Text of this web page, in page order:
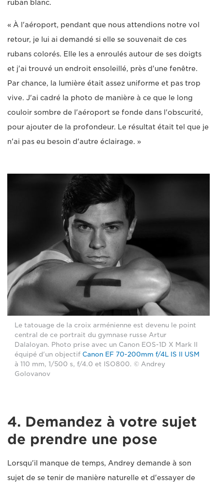
ruban blanc.
« À l'aéroport, pendant que nous attendions notre vol
retour, je lui ai demandé si elle se souvenait de ces
rubans colorés. Elle les a enroulés autour de ses doigts
et j'ai trouvé un endroit ensoleillé, près d'une fenêtre.
Par chance, la lumière était assez uniforme et pas trop
vive. J'ai cadré la photo de manière à ce que le long
couloir sombre de l'aéroport se fonde dans l'obscurité,
pour ajouter de la profondeur. Le résultat était tel que je
n'ai pas eu besoin d'autre éclairage. »
Le tatouage de la croix arménienne est devenu le point
central de ce portrait du gymnase russe Artur
Dalaloyan. Photo prise avec un Canon EOS-1D X Mark II
équipé d'un objectif Canon EF 70-200mm f/4L IS II USM
à 110 mm, 1/500 s, f/4.0 et ISO800. © Andrey
Golovanov
4. Demandez à votre sujet
de prendre une pose
Lorsqu'il manque de temps, Andrey demande à son
sujet de se tenir de manière naturelle et d'essayer de